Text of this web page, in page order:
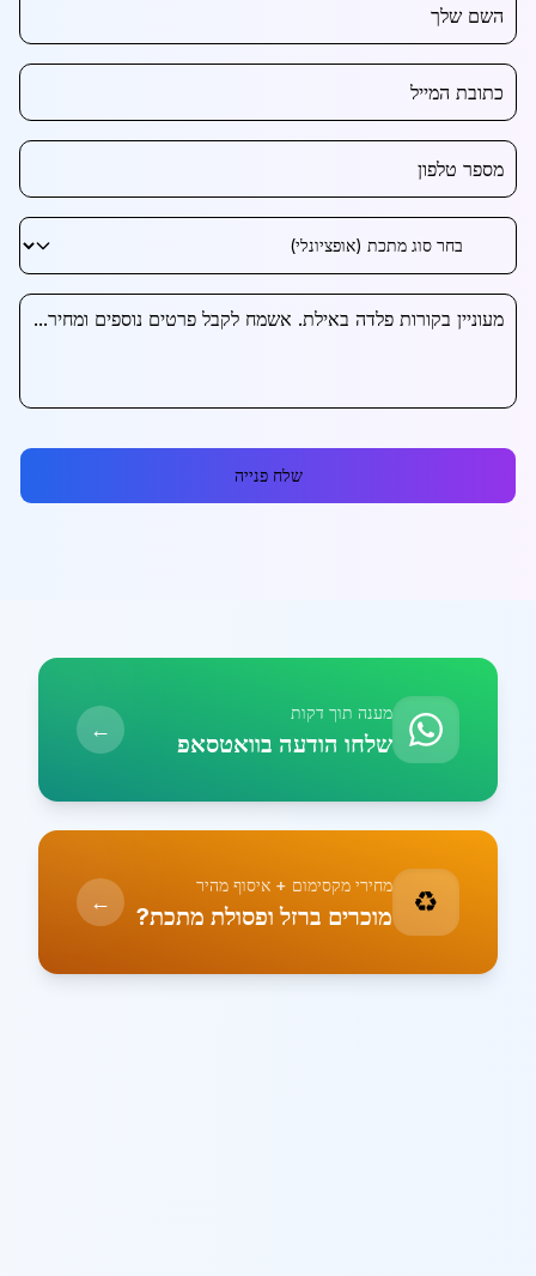
שלח פנייה
מענה תוך דקות
שלחו הודעה בוואטסאפ ←
♻️ מחירי מקסימום + איסוף מהיר
מוכרים ברזל ופסולת מתכת? ←